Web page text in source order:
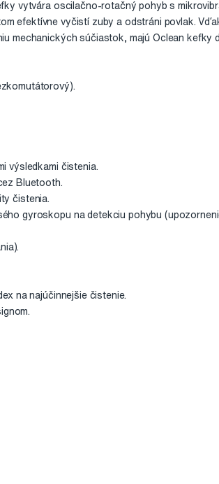
vytvára oscilačno-rotačný pohyb s
efektívne vyčistí zuby a odstráni povlak.
mechanických súčiastok, majú Oclean kefky
výsledkami čistenia.
Bluetooth.
čistenia.
gyroskopu na detekciu pohybu
na najúčinnejšie čistenie.